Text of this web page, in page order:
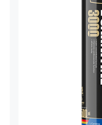
Carnitine